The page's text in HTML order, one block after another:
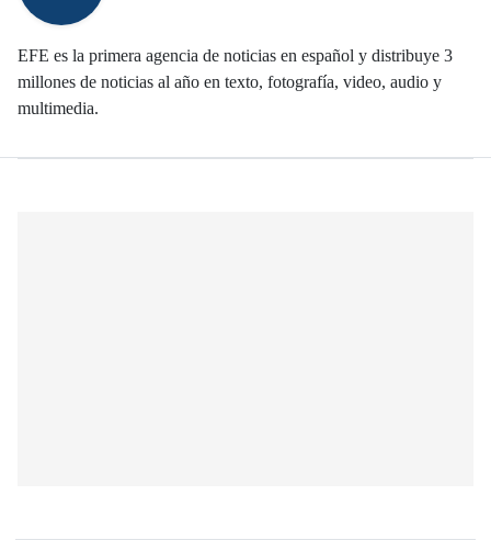
EFE es la primera agencia de noticias en español y distribuye 3
millones de noticias al año en texto, fotografía, video, audio y
multimedia.